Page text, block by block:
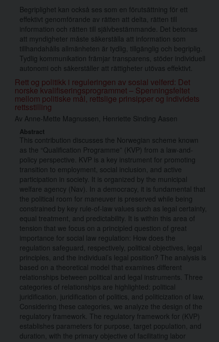
Begriplighet kan också ses som en förutsättning för ett
effektivt genomförande av rätten att delta, rätten till
information och rätten till självbestämmande. Det betonas
att myndigheter måste säkerställa att information som
tillhandahålls allmänheten är tydlig, tillgänglig och begriplig.
Tydlig kommunikation främjar transparens, stöder individuell
autonomi och säkerställer att rättigheter utövas effektivt.
Rett og politikk i reguleringen av sosial velferd: Det
norske kvalifiseringsprogrammet – Spenningsfeltet
mellom politiske mål, rettslige prinsipper og individets
rettsstilling
Av Anne-Mette Magnussen, Henriette Sinding Aasen
Abstract
This contribution discusses the Norwegian scheme known
as the “Qualification Programme” (KVP) from a law-and-
policy perspective. KVP is a key instrument for promoting
transition to employment, social inclusion, and active
participation in society. It is organized by the municipal
welfare agency (Nav). In a democracy, it is fundamental that
the political room for maneuver is preserved while being
constrained by key rule-of-law values such as legal certainty,
equal treatment, and predictability. It is within this area of
tension that we focus on a principled question of great
importance for social law regulation: How does the
regulation safeguard, respectively, political objectives, legal
principles, and the individual’s legal position? The analysis is
based on a theoretical model that examines different
relationships between political and legal instruments. Three
categories of relationships are highlighted: political
juridification, juridification of politics, and politicization of law.
Considering these categories, we analyze the design of the
regulatory framework. The regulatory framework for (KVP)
establishes parameters for purpose, target population, and
duration, with the primary objective of facilitating labor